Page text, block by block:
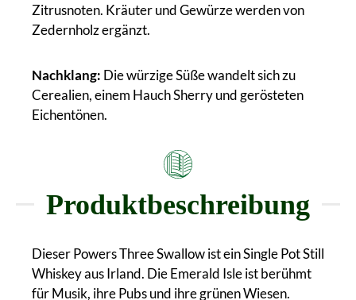
Zitrusnoten. Kräuter und Gewürze werden von
Zedernholz ergänzt.
Nachklang: Die würzige Süße wandelt sich zu
Cerealien, einem Hauch Sherry und gerösteten
Eichentönen.
Produktbeschreibung
Dieser Powers Three Swallow ist ein Single Pot Still
Whiskey aus Irland. Die Emerald Isle ist berühmt
für Musik, ihre Pubs und ihre grünen Wiesen.